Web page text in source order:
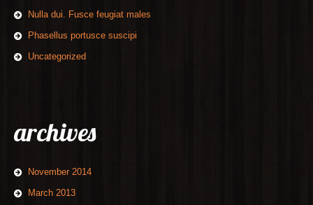
Nulla dui. Fusce feugiat males
Phasellus portusce suscipi
Uncategorized
archives
November 2014
March 2013